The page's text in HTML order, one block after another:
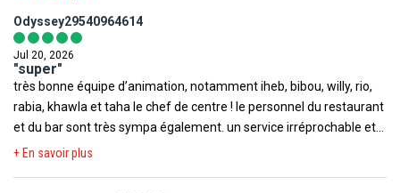
toute l’équipe continuez comme ça !!
Odyssey29540964614
Jul 20, 2026
"super"
très bonne équipe d’animation, notamment iheb, bibou, willy, rio,
rabia, khawla et taha le chef de centre ! le personnel du restaurant
et du bar sont très sympa également. un service irréprochable et
une gentillesse extrême de la part du maître nageur adel. je
+ En savoir plus